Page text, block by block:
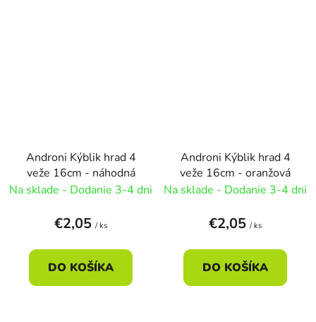
Androni Kýblik hrad 4
veže 16cm - náhodná
Na sklade - Dodanie 3-4 dni
€2,05 / ks
DO KOŠÍKA
Androni Kýblik hrad 4
veže 16cm - oranžová
Na sklade - Dodanie 3-4 dni
€2,05 / ks
DO KOŠÍKA